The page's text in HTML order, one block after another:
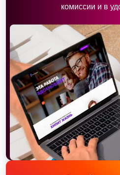
комиссии и в